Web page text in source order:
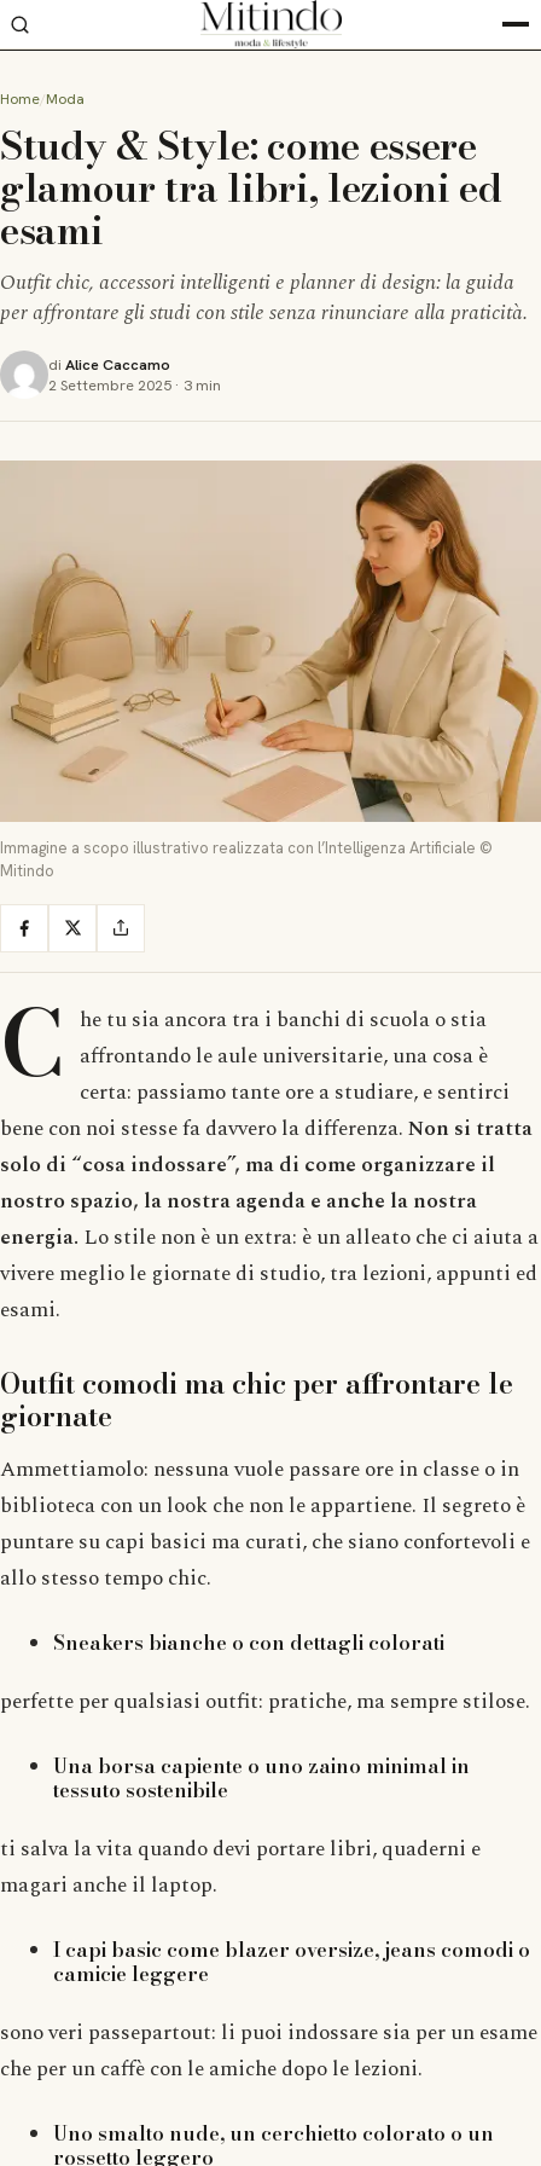
Home Moda
Study & Style: come essere
glamour tra libri, lezioni ed
esami
Outfit chic, accessori intelligenti e planner di design: la guida
per affrontare gli studi con stile senza rinunciare alla praticità.
di Alice Caccamo
2 Settembre 2025 · 3 min
Immagine a scopo illustrativo realizzata con l’Intelligenza Artificiale ©
Mitindo
C
he tu sia ancora tra i banchi di scuola o stia
affrontando le aule universitarie, una cosa è
certa: passiamo tante ore a studiare, e sentirci
bene con noi stesse fa davvero la differenza.Non si tratta
solo di “cosa indossare”, ma di come organizzare il
nostro spazio, la nostra agenda e anche la nostra
energia. Lo stile non è un extra: è un alleato che ci aiuta a
vivere meglio le giornate di studio, tra lezioni, appunti ed
esami.
Outfit comodi ma chic per affrontare le
giornate
Ammettiamolo: nessuna vuole passare ore in classe o in
biblioteca con un look che non le appartiene. Il segreto è
puntare su capi basici ma curati, che siano confortevoli e
allo stesso tempo chic.
Sneakers bianche o con dettagli colorati
perfette per qualsiasi outfit: pratiche, ma sempre stilose.
Una borsa capiente o uno zaino minimal in
tessuto sostenibile
ti salva la vita quando devi portare libri, quaderni e
magari anche il laptop.
I capi basic come blazer oversize, jeans comodi o
camicie leggere
sono veri passepartout: li puoi indossare sia per un esame
che per un caffè con le amiche dopo le lezioni.
Uno smalto nude, un cerchietto colorato o un
rossetto leggero